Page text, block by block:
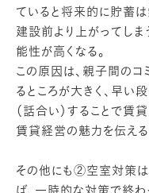
ていると将来的に貯蓄
建設前より上がってしま
能性が高くなる。
この原因は、親子間のコ
るところが大きく、早い
（話合い）することで賃
賃貸経営の魅力を伝える
その他にも②空室対策は
ば、一時的な対策で終わ